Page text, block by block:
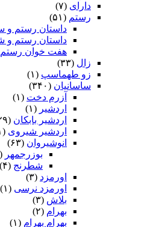
دارای (۷)
رستم (۵۱)
داستان رستم و
داستان رستم و
هفت خوان رستم‏
زال (۳۳)
زو طهماسپ‏ (۱)
ساسانیان (۳۴۰)
آزرم دخت (۱)
اردشیر (۱)
اردشیر بابکان (۲۹)
اردشیر شیروی (۱)
انوشیروان (۶۳)
بوزرجمهر (۱۲)
شطرنج (۴)
اورمزد (۳)
اورمزد نرسى‏ (۱)
بلاش (۳)
بهرام (۲)
بهرام بهرام (۱)